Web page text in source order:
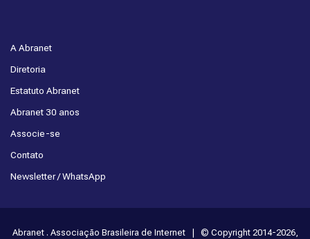
A Abranet
Diretoria
Estatuto Abranet
Abranet 30 anos
Associe-se
Contato
Newsletter / WhatsApp
Abranet . Associação Brasileira de Internet | © Copyright 2014-2026,